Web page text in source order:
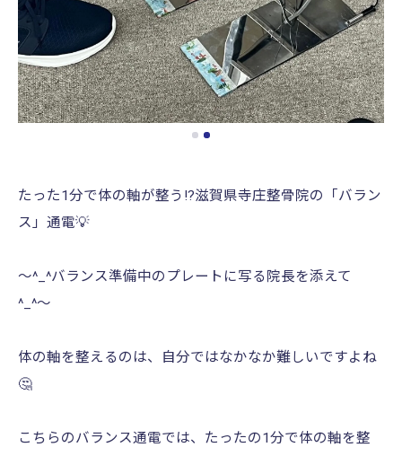
たった1分で体の軸が整う!?滋賀県寺庄整骨院の「バラン
ス」通電💡
〜︎^_^バランス準備中のプレートに写る院長を添えて︎
^_^〜
体の軸を整えるのは、自分ではなかなか難しいですよね
🤔
こちらのバランス通電では、たったの1分で体の軸を整